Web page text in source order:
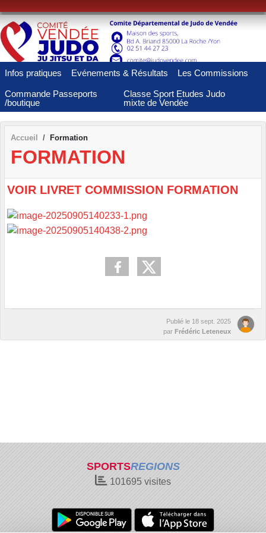
Infos pratiques Evénements & Résultats Les Commissions
Commande Passeports
/boutique
Classe Sport Etudes Judo
mixte de Vendée
Accueil Formation
FORMATION
VOIR LIVRET COMMISSION FORMATION
Publié le 18 sept. 2025
par Frédéric Leteneux
SPORTSREGIONS
101695 visites